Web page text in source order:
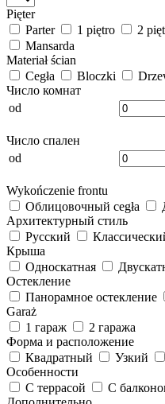
Pięter
Parter
1 piętro
2
Mansarda
Materiał ścian
Cegła
Bloczki
Число комнат
od
Число спален
od
Wykończenie frontu
Облицовочный cegła
Архитектурный стиль
Русский
Крыша
Односкатная
Остекление
Панорамное остекление
Garaż
1 гараж
2 гаража
Форма и расположение
Квадратный
Узкий
Особенности
С террасой
С